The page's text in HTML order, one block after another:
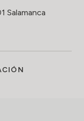
Salamanca